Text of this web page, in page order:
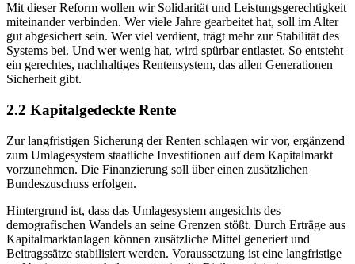
Mit dieser Reform wollen wir Solidarität und Leistungsgerechtigkeit
miteinander verbinden. Wer viele Jahre gearbeitet hat, soll im Alter
gut abgesichert sein. Wer viel verdient, trägt mehr zur Stabilität des
Systems bei. Und wer wenig hat, wird spürbar entlastet. So entsteht
ein gerechtes, nachhaltiges Rentensystem, das allen Generationen
Sicherheit gibt.
2.2 Kapitalgedeckte Rente
Zur langfristigen Sicherung der Renten schlagen wir vor, ergänzend
zum Umlagesystem staatliche Investitionen auf dem Kapitalmarkt
vorzunehmen. Die Finanzierung soll über einen zusätzlichen
Bundeszuschuss erfolgen.
Hintergrund ist, dass das Umlagesystem angesichts des
demografischen Wandels an seine Grenzen stößt. Durch Erträge aus
Kapitalmarktanlagen können zusätzliche Mittel generiert und
Beitragssätze stabilisiert werden. Voraussetzung ist eine langfristige